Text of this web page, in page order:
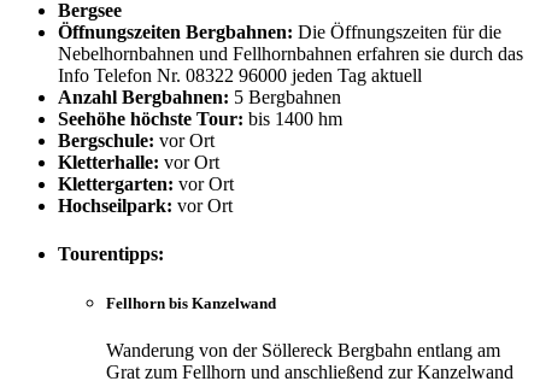
Bergsee
Öffnungszeiten Bergbahnen: Die Öffnungszeiten für die
Nebelhornbahnen und Fellhornbahnen erfahren sie durch das
Info Telefon Nr. 08322 96000 jeden Tag aktuell
Anzahl Bergbahnen: 5 Bergbahnen
Seehöhe höchste Tour: bis 1400 hm
Bergschule: vor Ort
Kletterhalle: vor Ort
Klettergarten: vor Ort
Hochseilpark: vor Ort
Tourentipps:
Fellhorn bis Kanzelwand
Wanderung von der Söllereck Bergbahn entlang am
Grat zum Fellhorn und anschließend zur Kanzelwand